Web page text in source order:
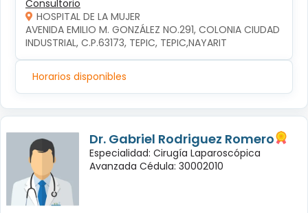
Consultorio
HOSPITAL DE LA MUJER
AVENIDA EMILIO M. GONZÁLEZ NO.291, COLONIA CIUDAD
INDUSTRIAL, C.P.63173, TEPIC, TEPIC,NAYARIT
Horarios disponibles
Dr. Gabriel Rodriguez Romero
Especialidad: Cirugía Laparoscópica
Avanzada Cédula: 30002010